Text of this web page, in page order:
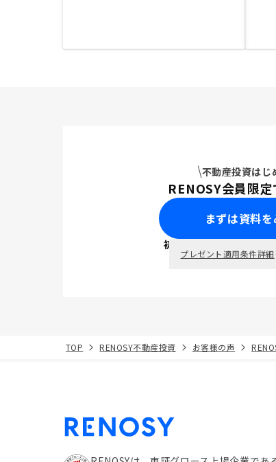
不動産投資はじ
RENOSY会員限定
まずは資料
初回面談で ポ
プレゼント適用条件詳細
TOP RENOSY不動産投資 お客様の声